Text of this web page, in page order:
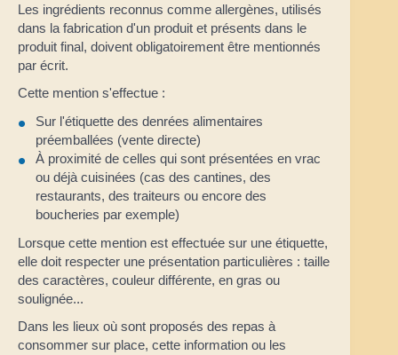
Les ingrédients reconnus comme allergènes, utilisés
dans la fabrication d'un produit et présents dans le
produit final, doivent obligatoirement être mentionnés
par écrit.
Cette mention s'effectue :
Sur l'étiquette des denrées alimentaires
préemballées (vente directe)
À proximité de celles qui sont présentées en vrac
ou déjà cuisinées (cas des cantines, des
restaurants, des traiteurs ou encore des
boucheries par exemple)
Lorsque cette mention est effectuée sur une étiquette,
elle doit respecter une présentation particulières : taille
des caractères, couleur différente, en gras ou
soulignée...
Dans les lieux où sont proposés des repas à
consommer sur place, cette information ou les